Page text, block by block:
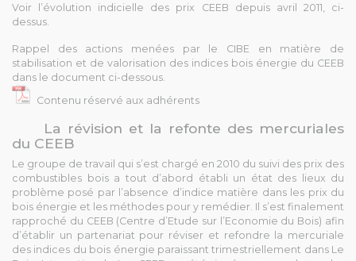
Voir l’évolution indicielle des prix CEEB depuis avril 2011, ci-
dessus.
Rappel des actions menées par le CIBE en matière de
stabilisation et de valorisation des indices bois énergie du CEEB
dans le document ci-dessous.
Contenu réservé aux adhérents
La révision et la refonte des mercuriales
du CEEB
Le groupe de travail qui s’est chargé en 2010 du suivi des prix des
combustibles bois a tout d’abord établi un état des lieux du
problème posé par l’absence d’indice matière dans les prix du
bois énergie et les méthodes pour y remédier. Il s’est finalement
rapproché du CEEB (Centre d’Etude sur l’Economie du Bois) afin
d’établir un partenariat pour réviser et refondre la mercuriale
des indices du bois énergie paraissant trimestriellement dans Le